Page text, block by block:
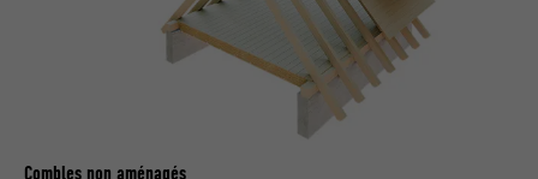
Combles non aménagés
1 an
Ce cookie comprend un identifiant
unique universel (UUID) permettant de
grouper les actions effectuées sur
plusieurs pages lorsque l'utilisateur ne